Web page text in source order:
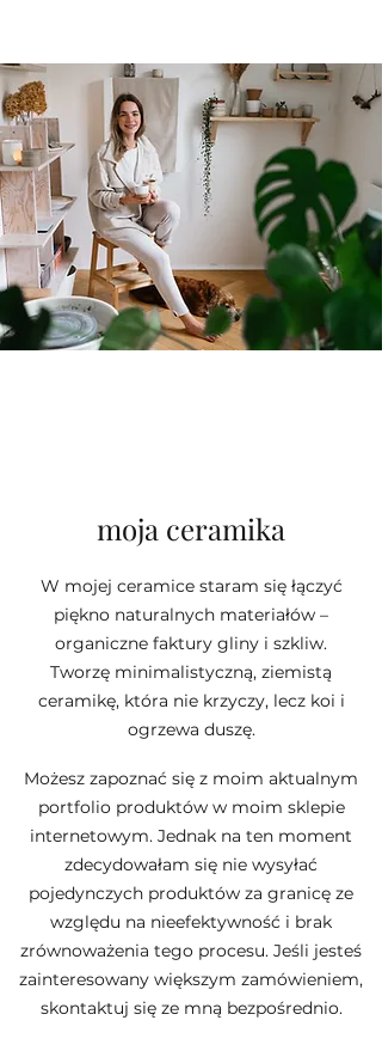
moja ceramika
W mojej ceramice staram się łączyć
piękno naturalnych materiałów –
organiczne faktury gliny i szkliw.
Tworzę minimalistyczną, ziemistą
ceramikę, która nie krzyczy, lecz koi i
ogrzewa duszę.
Możesz zapoznać się z moim aktualnym
portfolio produktów w moim sklepie
internetowym. Jednak na ten moment
zdecydowałam się nie wysyłać
pojedynczych produktów za granicę ze
względu na nieefektywność i brak
zrównoważenia tego procesu. Jeśli jesteś
zainteresowany większym zamówieniem,
skontaktuj się ze mną bezpośrednio.